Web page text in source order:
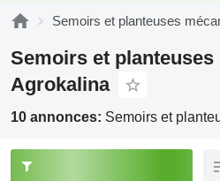
Semoirs et planteuses
Semoirs et planteuses
Agrokalina
10 annonces: Semoirs et